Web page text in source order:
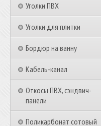
Уголки ПВХ
Уголки для плитки
Бордюр на ванну
Кабель-канал
Откосы ПВХ, сэндвич-
панели
Поликарбонат сотовый